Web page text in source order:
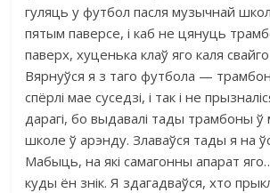
гуляць у футбол пасля музычнай
пятым паверсе, і каб не цянуць
паверх, хуценька клаў яго каля
Вярнуўся я з таго футбола —
спёрлі мае суседзі, і так і не
дарагі, бо выдавалі тады трамбоны
школе ў арэнду. Злаваўся тады я на
Мабыць, на які самагонны апарат
куды ён знік. Я здагадваўся, хто